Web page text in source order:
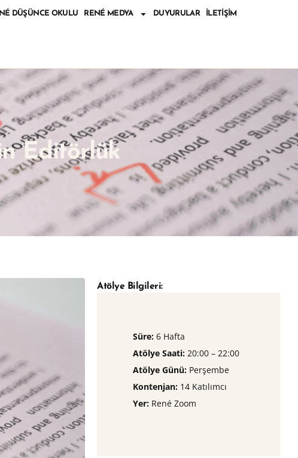
DÜŞÜNCE OKULU RENÉ MEDYA DUYURULAR İLETIŞIM
Editörlük
Atölye Bilgileri:
Süre: 6 Hafta
Atölye Saati: 20:00 – 22:00
Atölye Günü: Perşembe
Kontenjan: ⁠14 Katılımcı
Yer: René Zoom